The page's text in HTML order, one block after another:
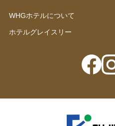
WHGホテルについて
ホテルグレイスリー